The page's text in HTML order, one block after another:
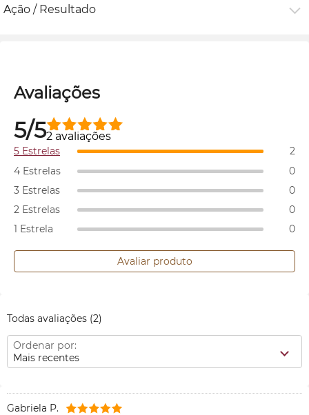
Ação / Resultado
Avaliações
5/52 avaliações
5 Estrelas
2
4 Estrelas
0
3 Estrelas
0
2 Estrelas
0
1 Estrela
0
Avaliar produto
Todas avaliações (2)
Ordenar por:
Mais recentes
Gabriela P.